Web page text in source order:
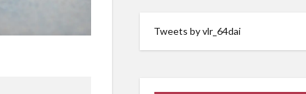
Tweets by vlr_64dai